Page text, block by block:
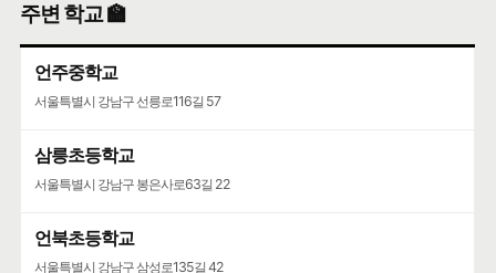
주변 학교 🏫
언주중학교
서울특별시 강남구 선릉로116길 57
삼릉초등학교
서울특별시 강남구 봉은사로63길 22
언북초등학교
서울특별시 강남구 삼성로135길 42